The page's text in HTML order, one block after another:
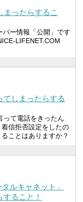
まったらするこ
ー情報「公開」です
LIFENET.COM
てしまったらする
って電話をきったん
信拒否設定をしたの
ことはありますか？
ルキャネット」
ること！